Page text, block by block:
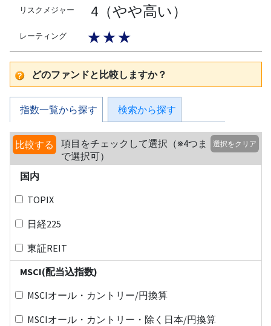
リスクメジャー 4（やや高い）
レーティング ★★★
どのファンドと比較しますか？
指数一覧から探す 検索から探す
比較する
項目をチェックして選択（※4つま
で選択可）
選択をクリア
国内
TOPIX
日経225
東証REIT
MSCI(配当込指数)
MSCIオール・カントリー/円換算
MSCIオール・カントリー・除く日本/円換算